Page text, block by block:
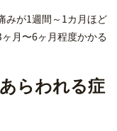
みが1週間～1カ月ほど
月〜6ヶ月程度かかる
らわれる症